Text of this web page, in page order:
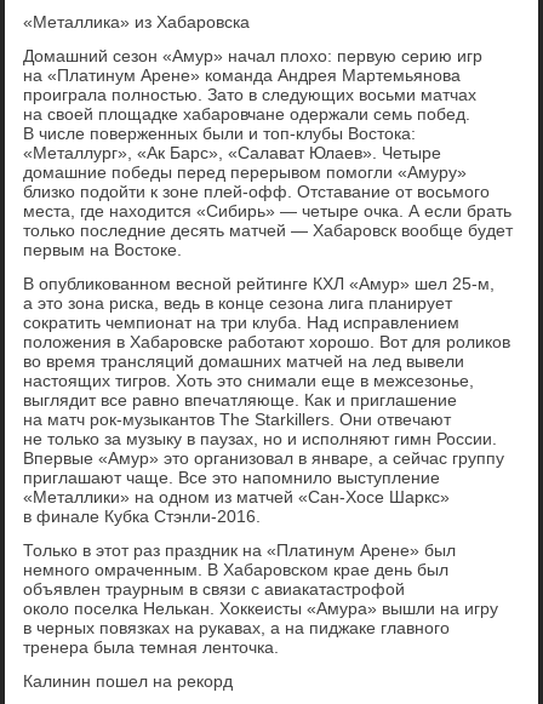
«Металлика» из Хабаровска
Домашний сезон «Амур» начал плохо: первую серию игр
на «Платинум Арене» команда Андрея Мартемьянова
проиграла полностью. Зато в следующих восьми матчах
на своей площадке хабаровчане одержали семь побед.
В числе поверженных были и топ-клубы Востока:
«Металлург», «Ак Барс», «Салават Юлаев». Четыре
домашние победы перед перерывом помогли «Амуру»
близко подойти к зоне плей-офф. Отставание от восьмого
места, где находится «Сибирь» — четыре очка. А если брать
только последние десять матчей — Хабаровск вообще будет
первым на Востоке.
В опубликованном весной рейтинге КХЛ «Амур» шел 25-м,
а это зона риска, ведь в конце сезона лига планирует
сократить чемпионат на три клуба. Над исправлением
положения в Хабаровске работают хорошо. Вот для роликов
во время трансляций домашних матчей на лед вывели
настоящих тигров. Хоть это снимали еще в межсезонье,
выглядит все равно впечатляюще. Как и приглашение
на матч рок-музыкантов The Starkillers. Они отвечают
не только за музыку в паузах, но и исполняют гимн России.
Впервые «Амур» это организовал в январе, а сейчас группу
приглашают чаще. Все это напомнило выступление
«Металлики» на одном из матчей «Сан-Хосе Шаркс»
в финале Кубка Стэнли-2016.
Только в этот раз праздник на «Платинум Арене» был
немного омраченным. В Хабаровском крае день был
объявлен траурным в связи с авиакатастрофой
около поселка Нелькан. Хоккеисты «Амура» вышли на игру
в черных повязках на рукавах, а на пиджаке главного
тренера была темная ленточка.
Калинин пошел на рекорд